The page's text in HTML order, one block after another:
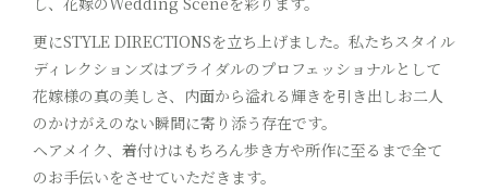
更にSTYLE DIRECTIONSを立ち上げました。私たちスタイル
ディレクションズはブライダルのプロフェッショナルとして
花嫁様の真の美しさ、内面から溢れる輝きを引き出しお二人
のかけがえのない瞬間に寄り添う存在です。
ヘアメイク、着付けはもちろん歩き方や所作に至るまで全て
のお手伝いをさせていただきます。